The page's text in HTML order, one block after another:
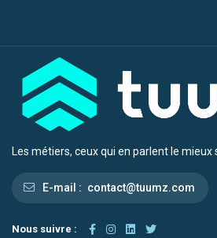
Les métiers, ceux qui en parlent le mieux
E-mail : contact@tuumz.com
Nous suivre :